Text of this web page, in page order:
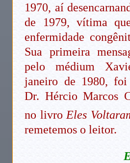
1970, aí
de 1979, vítima
enfermidade
Sua primeira
pelo médium
janeiro de 1980,
Dr. Hércio Marcos
no livro Eles
remetemos o leitor.